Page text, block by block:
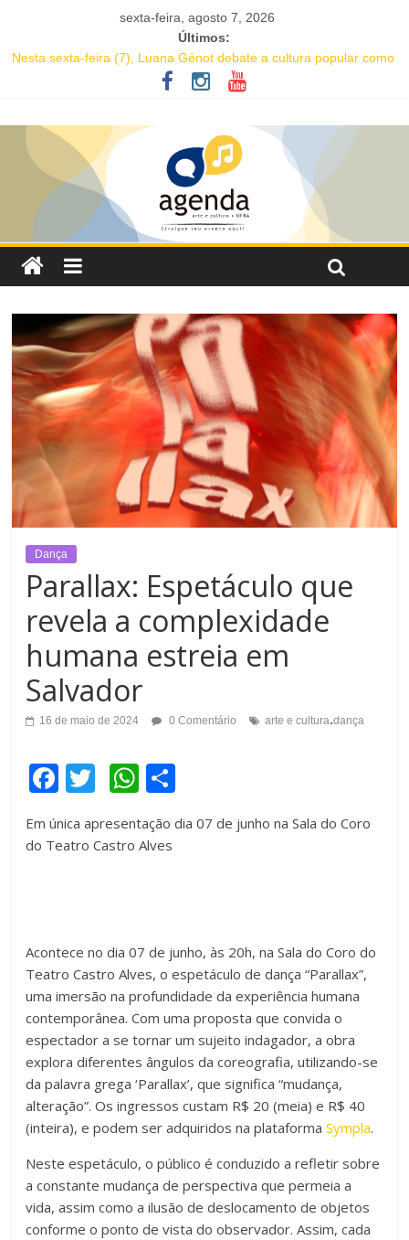
sexta-feira, agosto 7, 2026
Últimos:
Nesta sexta-feira (7), Luana Génot debate a cultura popular como
caminho para equidade racial
Academia de Letras da Bahia marca presença na Flipelô 2026
Mesa “Valoração de práticas culturais” abre o Enecult 2026
Comédia romântica “O que vem depois” reestreia na Casa Preta e
convida público a viver as aventuras de um casal na terceira
idade
Dança
Parallax: Espetáculo que
revela a complexidade
humana estreia em
Salvador
16 de maio de 2024 0 Comentário arte e cultura.dança
F
c
o
k
T
tt
W
at
p
m
h
ar
Em única apresentação dia 07 de junho na Sala do Coro
do Teatro Castro Alves
Acontece no dia 07 de junho, às 20h, na Sala do Coro do
Teatro Castro Alves, o espetáculo de dança “Parallax”,
uma imersão na profundidade da experiência humana
contemporânea. Com uma proposta que convida o
espectador a se tornar um sujeito indagador, a obra
explora diferentes ângulos da coreografia, utilizando-se
da palavra grega ‘Parallax’, que significa “mudança,
alteração”. Os ingressos custam R$ 20 (meia) e R$ 40
(inteira), e podem ser adquiridos na plataformaSympla.
Neste espetáculo, o público é conduzido a refletir sobre
a constante mudança de perspectiva que permeia a
vida, assim como a ilusão de deslocamento de objetos
conforme o ponto de vista do observador. Assim, cada